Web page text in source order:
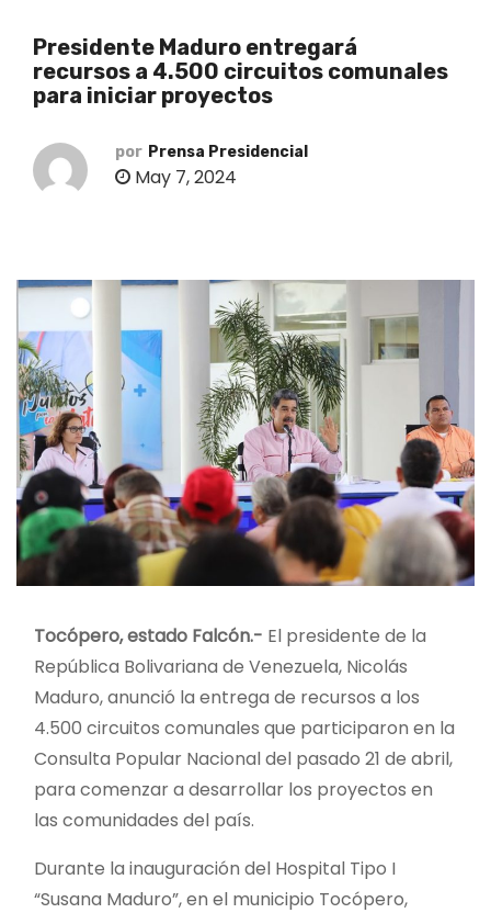
Presidente Maduro entregará
recursos a 4.500 circuitos comunales
para iniciar proyectos
por Prensa Presidencial
May 7, 2024
Tocópero, estado Falcón.- El presidente de la
República Bolivariana de Venezuela, Nicolás
Maduro, anunció la entrega de recursos a los
4.500 circuitos comunales que participaron en la
Consulta Popular Nacional del pasado 21 de abril,
para comenzar a desarrollar los proyectos en
las comunidades del país.
Durante la inauguración del Hospital Tipo I
“Susana Maduro”, en el municipio Tocópero,